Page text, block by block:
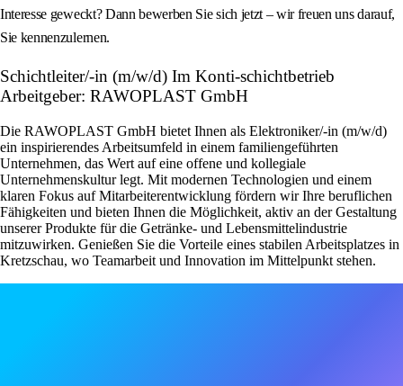
Interesse geweckt? Dann bewerben Sie sich jetzt – wir freuen uns darauf,
Sie kennenzulernen.
Schichtleiter/-in (m/w/d) Im Konti-schichtbetrieb
Arbeitgeber: RAWOPLAST GmbH
Die RAWOPLAST GmbH bietet Ihnen als Elektroniker/-in (m/w/d)
ein inspirierendes Arbeitsumfeld in einem familiengeführten
Unternehmen, das Wert auf eine offene und kollegiale
Unternehmenskultur legt. Mit modernen Technologien und einem
klaren Fokus auf Mitarbeiterentwicklung fördern wir Ihre beruflichen
Fähigkeiten und bieten Ihnen die Möglichkeit, aktiv an der Gestaltung
unserer Produkte für die Getränke- und Lebensmittelindustrie
mitzuwirken. Genießen Sie die Vorteile eines stabilen Arbeitsplatzes in
Kretzschau, wo Teamarbeit und Innovation im Mittelpunkt stehen.